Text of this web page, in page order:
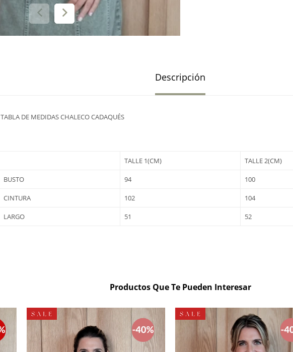
Descripción
TABLA DE MEDIDAS CHALECO CADAQUÉS
TALLE 1(CM) TALLE 2(CM)
BUSTO 94 100
CINTURA 102 104
LARGO 51 52
Productos Que Te Pueden Interesar